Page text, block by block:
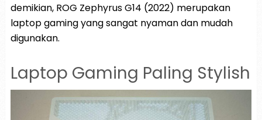
demikian, ROG Zephyrus G14 (2022) merupakan
laptop gaming yang sangat nyaman dan mudah
digunakan.
Laptop Gaming Paling Stylish